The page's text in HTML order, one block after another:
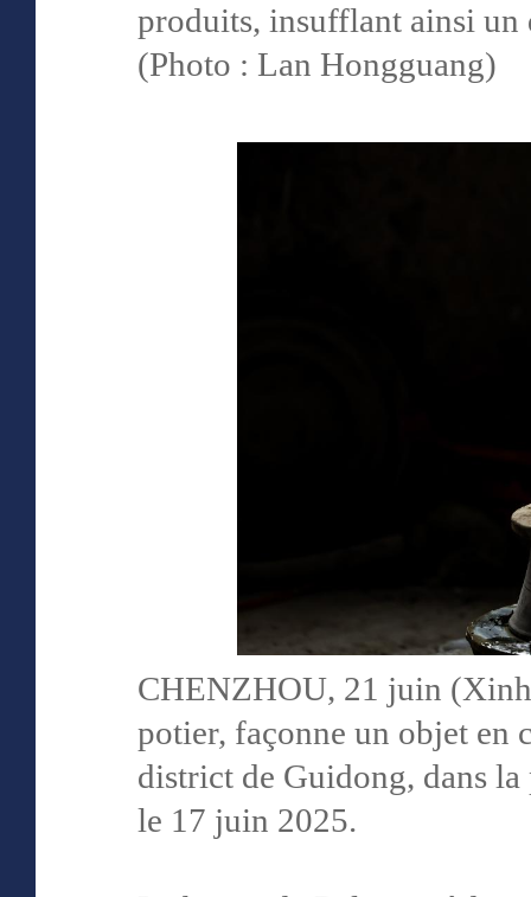
produits, insufflant ainsi un
(Photo : Lan Hongguang)
CHENZHOU, 21 juin
potier, façonne un objet en
district de Guidong, dans
le 17 juin 2025.